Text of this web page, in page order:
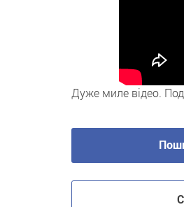
Дуже миле відео.